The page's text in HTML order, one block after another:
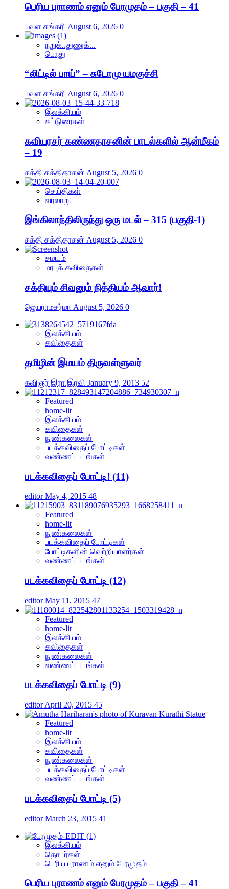
பெரிய புராணம் எனும் பேரமுதம் – பகுதி – 41
பவள சங்கரி August 6, 2026 0
நறுக்..துணுக்...
பொது
“லிட்டில் பாய்” – சுடோமு யமகுச்சி
பவள சங்கரி August 6, 2026 0
இலக்கியம்
கட்டுரைகள்
கவியரசர் கண்ணதாசனின் பாடல்களில் ஆன்மீகம்
– 19
சக்தி சக்திதாசன் August 5, 2026 0
செய்திகள்
வரலாறு
இங்கிலாந்திலிருந்து ஒரு மடல் – 315 (பகுதி-1)
சக்தி சக்திதாசன் August 5, 2026 0
சமயம்
மரபுக் கவிதைகள்
சக்தியும் சிவனும் நித்தியம் ஆவார்!
ஜெயராமசர்மா August 5, 2026 0
இலக்கியம்
கவிதைகள்
தமிழின் இமயம் திருவள்ளுவர்
கவிஞர் இரா.இரவி January 9, 2013 52
Featured
home-lit
இலக்கியம்
கவிதைகள்
நுண்கலைகள்
படக்கவிதைப் போட்டிகள்
வண்ணப் படங்கள்
படக்கவிதைப் போட்டி! (11)
editorMay 4, 2015 48
Featured
home-lit
நுண்கலைகள்
படக்கவிதைப் போட்டிகள்
போட்டிகளின் வெற்றியாளர்கள்
வண்ணப் படங்கள்
படக்கவிதைப் போட்டி (12)
editorMay 11, 2015 47
Featured
home-lit
இலக்கியம்
கவிதைகள்
நுண்கலைகள்
வண்ணப் படங்கள்
படக்கவிதைப் போட்டி (9)
editorApril 20, 2015 45
Featured
home-lit
இலக்கியம்
கவிதைகள்
நுண்கலைகள்
படக்கவிதைப் போட்டிகள்
வண்ணப் படங்கள்
படக்கவிதைப் போட்டி (5)
editorMarch 23, 2015 41
இலக்கியம்
தொடர்கள்
பெரிய புராணம் எனும் பேரமுதம்
பெரிய புராணம் எனும் பேரமுதம் – பகுதி – 41